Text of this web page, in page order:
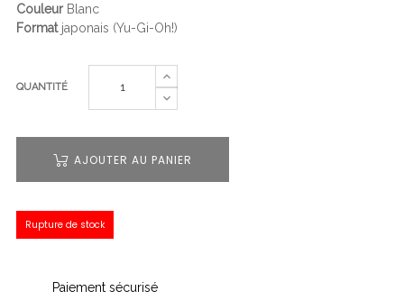
CouleurBlanc
Formatjaponais (Yu-Gi-Oh!)
QUANTITÉ
AJOUTER AU PANIER
Rupture de stock
Paiement sécurisé